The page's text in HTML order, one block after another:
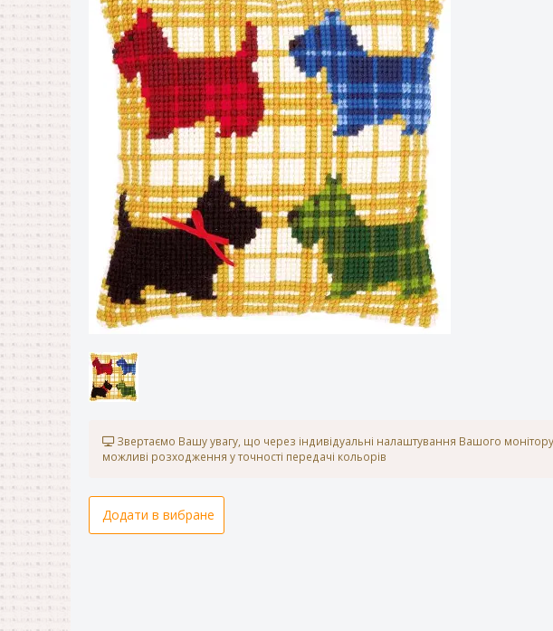
Звертаємо Вашу увагу, що через індивідуальні налаштування Вашого монітору
можливі розходження у точності передачі кольорів
Додати в вибране